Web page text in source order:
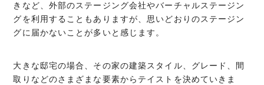
きなど、外部のステージング会社やバーチャルステージン
グを利用することもありますが、思いどおりのステージン
グに届かないことが多いと感じます。
大きな邸宅の場合、その家の建築スタイル、グレード、間
取りなどのさまざまな要素からテイストを決めていきま